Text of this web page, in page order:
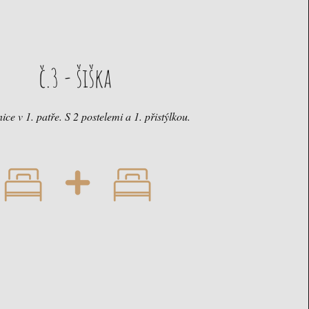
č.3 - šiška
v 1. patře. S 2 postelemi a 1. přistýlkou.